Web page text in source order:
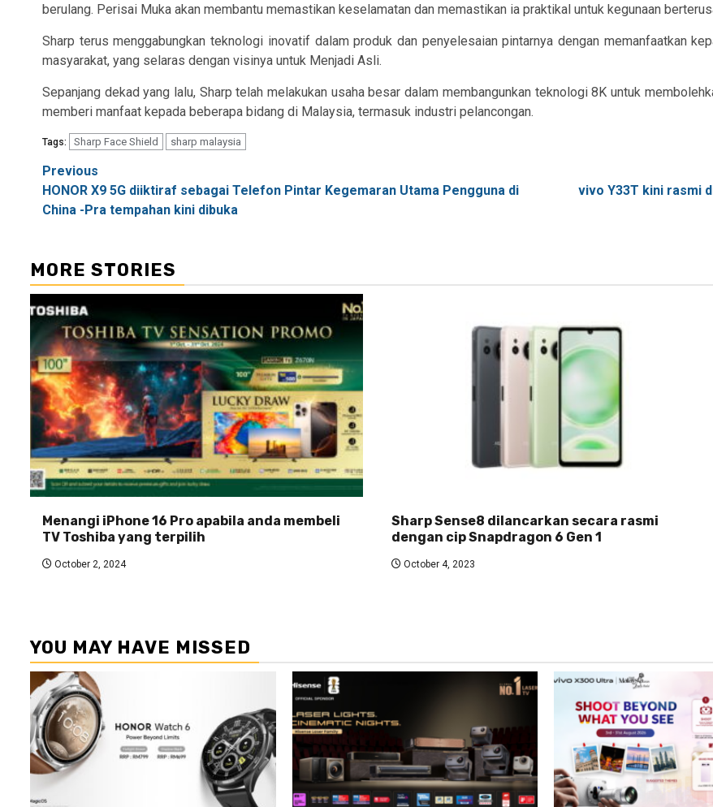
berulang. Perisai Muka akan membantu memastikan keselamatan dan memastikan ia praktikal untuk kegunaan
Sharp terus menggabungkan teknologi inovatif dalam produk dan penyelesaian pintarnya dengan memanfaatkan
masyarakat, yang selaras dengan visinya untuk Menjadi Asli.
Sepanjang dekad yang lalu, Sharp telah melakukan usaha besar dalam membangunkan teknologi 8K untuk
memberi manfaat kepada beberapa bidang di Malaysia, termasuk industri pelancongan.
Tags: Sharp Face Shield sharp malaysia
Post
navigation
Previous
HONOR X9 5G diiktiraf sebagai Telefon Pintar Kegemaran Utama Pengguna di
China -Pra tempahan kini dibuka
vivo Y33T kini rasmi
MORE STORIES
Menangi iPhone 16 Pro apabila anda membeli
TV Toshiba yang terpilih
October 2, 2024
Sharp Sense8 dilancarkan secara rasmi
dengan cip Snapdragon 6 Gen 1
October 4, 2023
YOU MAY HAVE MISSED